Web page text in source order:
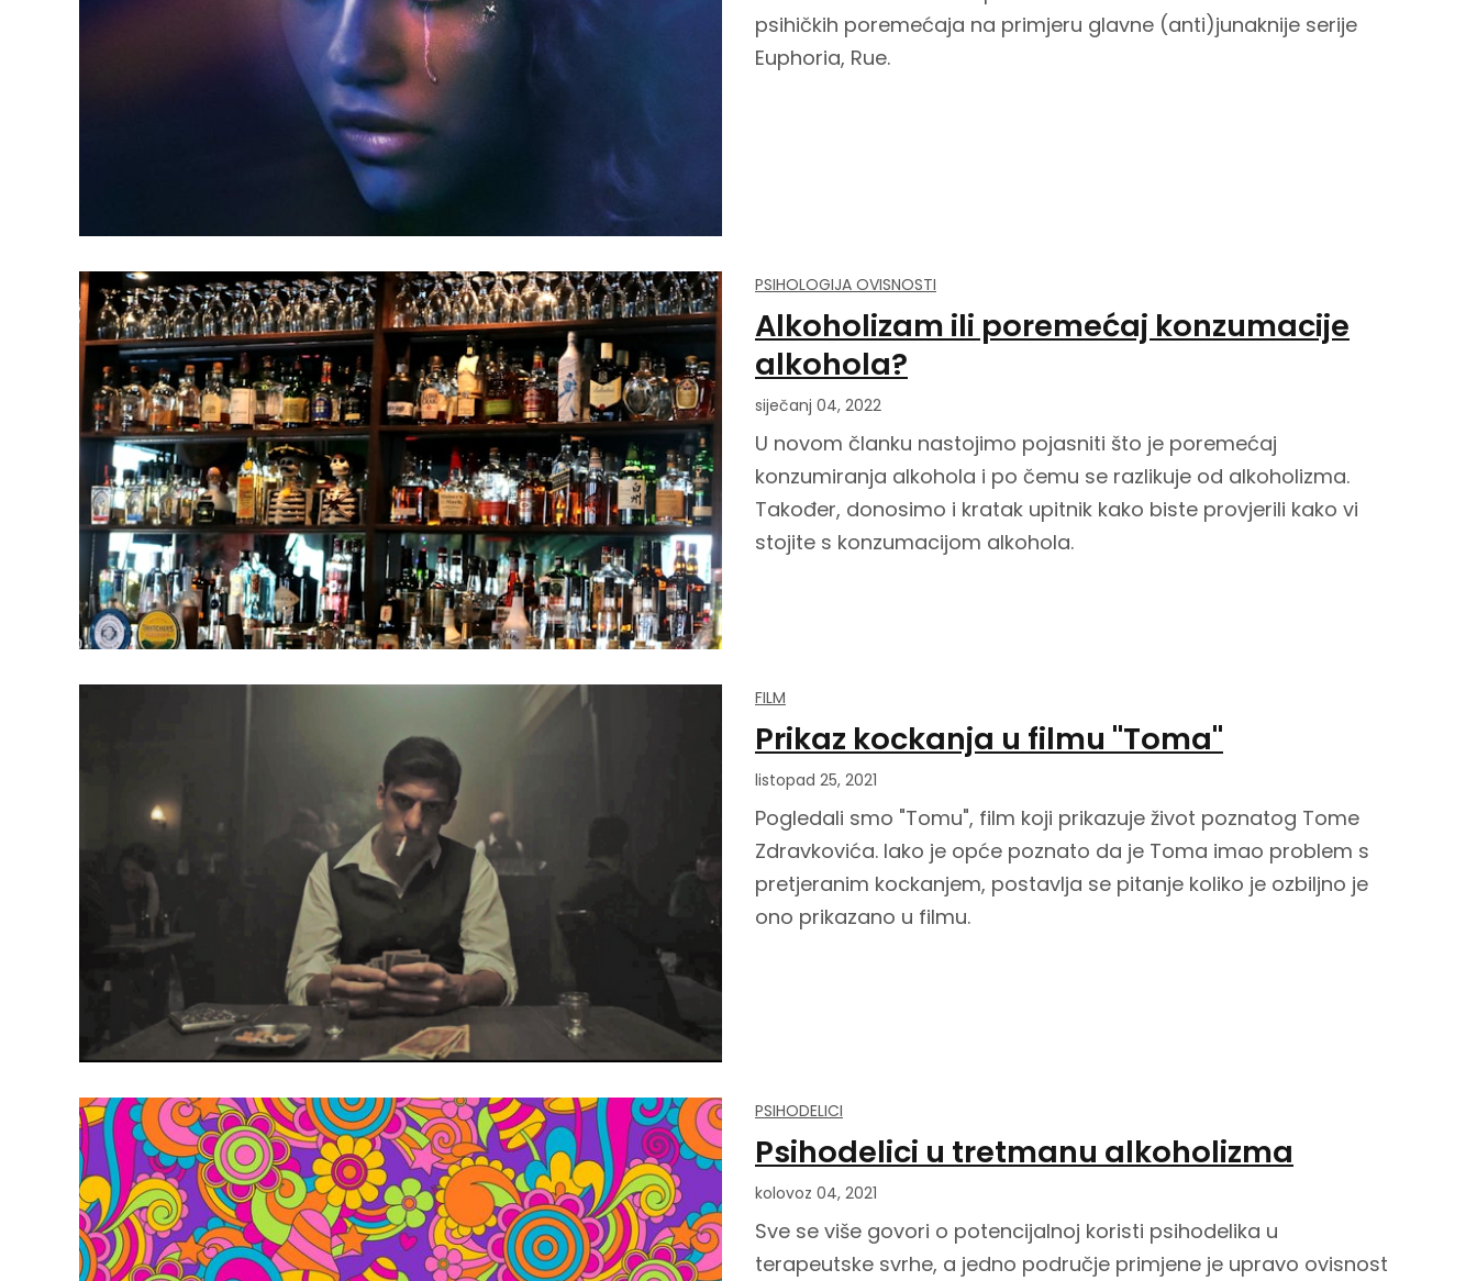
psihičkih poremećaja na primjeru glavne (anti)junaknije serije
Euphoria, Rue.
PSIHOLOGIJA OVISNOSTI
Alkoholizam ili poremećaj konzumacije
alkohola?
siječanj 04, 2022
U novom članku nastojimo pojasniti što je poremećaj
konzumiranja alkohola i po čemu se razlikuje od alkoholizma.
Također, donosimo i kratak upitnik kako biste provjerili kako vi
stojite s konzumacijom alkohola.
FILM
Prikaz kockanja u filmu "Toma"
listopad 25, 2021
Pogledali smo "Tomu", film koji prikazuje život poznatog Tome
Zdravkovića. Iako je opće poznato da je Toma imao problem s
pretjeranim kockanjem, postavlja se pitanje koliko je ozbiljno je
ono prikazano u filmu.
PSIHODELICI
Psihodelici u tretmanu alkoholizma
kolovoz 04, 2021
Sve se više govori o potencijalnoj koristi psihodelika u
terapeutske svrhe, a jedno područje primjene je upravo ovisnost